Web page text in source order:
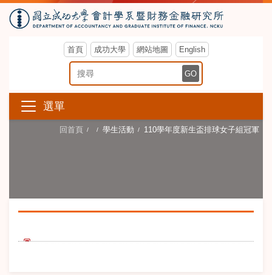
首頁 成功大學 網站地圖 English
搜尋關鍵字 GO
選單
回首頁 學生活動 110學年度新生盃排球女子組冠軍